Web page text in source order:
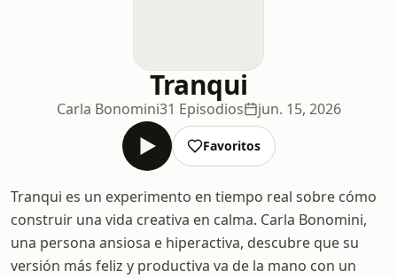
Tranqui
Carla Bonomini31 Episodios jun. 15, 2026
Favoritos
Tranqui es un experimento en tiempo real sobre cómo
construir una vida creativa en calma. Carla Bonomini,
una persona ansiosa e hiperactiva, descubre que su
versión más feliz y productiva va de la mano con un